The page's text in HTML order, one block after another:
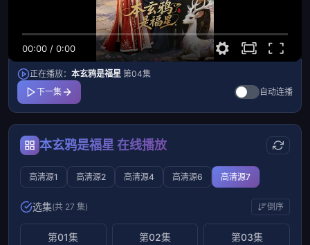
00:00 / 0:00
正在播放： 本玄鸦是福星 第04集
下一集
自动连播
本玄鸦是福星 在线播放
高清源1 高清源2 高清源4 高清源6 高清源7
选集(共 27 集) 倒序
第01集 第02集 第03集